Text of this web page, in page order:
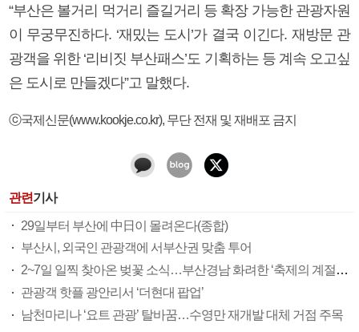
“부산은 볼거리 먹거리 즐길거리 등 확장 가능한 관광자원
이 무궁무진하다. ‘재밌는 도시’가 결국 이긴다. 재방문 관
광객을 위한 ‘리비짓 부산패스’도 기획하는 등 계속 오고싶
은 도시로 만들겠다”고 말했다.
ⓒ국제신문(www.kookje.co.kr), 무단 전재 및 재배포 금지
관련기사
29일부터 부산에 中日이 몰려온다(종합)
부산시, 외국인 관광객에 서부산권 맞춤 투어
2~7일 일찍 찾아온 벚꽃 소식…부산경남 화려한 ‘축제의 계절’(종합)
관광객 핫플 광안리서 ‘더현대 팝업’
남천마리나 ‘요트 관광’ 탈바꿈…수영만 재개발 대체 거점 주목